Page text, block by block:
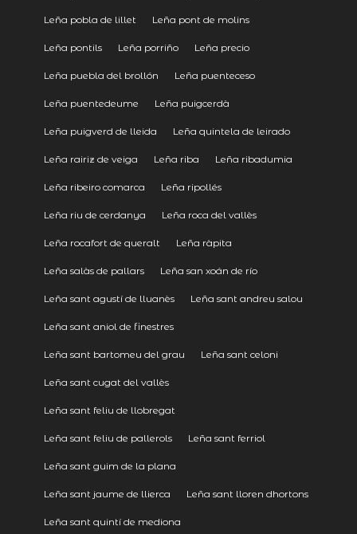
Leña pobla de lillet Leña pont de molins
Leña pontils Leña porriño Leña precio
Leña puebla del brollón Leña puenteceso
Leña puentedeume Leña puigcerdà
Leña puigverd de lleida Leña quintela de leirado
Leña rairiz de veiga Leña riba Leña ribadumia
Leña ribeiro comarca Leña ripollés
Leña riu de cerdanya Leña roca del vallès
Leña rocafort de queralt Leña ràpita
Leña salàs de pallars Leña san xoán de río
Leña sant agustí de lluanès Leña sant andreu salou
Leña sant aniol de finestres
Leña sant bartomeu del grau Leña sant celoni
Leña sant cugat del vallès
Leña sant feliu de llobregat
Leña sant feliu de pallerols Leña sant ferriol
Leña sant guim de la plana
Leña sant jaume de llierca Leña sant lloren dhortons
Leña sant quintí de mediona